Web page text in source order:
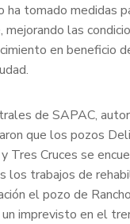
ha tomado medidas
mejorando las
en beneficio
de SAPAC,
que los pozos
Cruces se
los trabajos de
el pozo de
imprevisto en el